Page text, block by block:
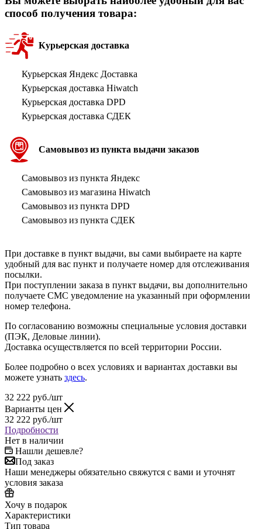
способ получения товара:
Курьерская доставка
Курьерская Яндекс Доставка
Курьерская доставка Hiwatch
Курьерская доставка DPD
Курьерская доставка СДЕК
Самовывоз из пункта выдачи заказов
Самовывоз из пункта Яндекс
Самовывоз из магазина Hiwatch
Самовывоз из пункта DPD
Самовывоз из пункта СДЕК
При доставке в пункт выдачи, вы сами выбираете на карте
удобный для вас пункт и получаете номер для отслеживания
посылки.
При поступлении заказа в пункт выдачи, вы дополнительно
получаете СМС уведомление на указанный при оформлении
номер телефона.
По согласованию возможны специальные условия доставки
(ПЭК, Деловые линии).
Доставка осуществляется по всей территории России.
Более подробно о всех условиях и вариантах доставки вы
можете узнать здесь.
32 222 руб./шт
Варианты цен
32 222 руб./шт
Подробности
Нет в наличии
Нашли дешевле?
Под заказ
Наши менеджеры обязательно свяжутся с вами и уточнят
условия заказа
Хочу в подарок
Характеристики
Тип товара